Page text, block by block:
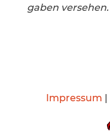
gaben versehen.
Impressum |